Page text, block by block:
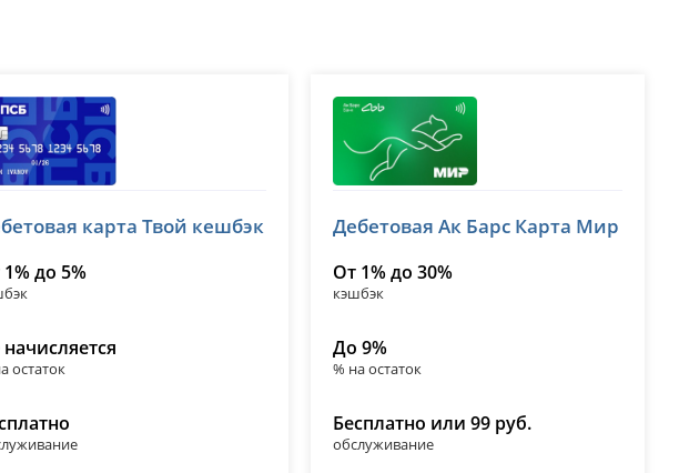
№ 3251карта Твой кешбэк
до 5%
остаток
лицензия № 2590
Дебетовая Ак Барс Карта Мир
От 1% до 30%
кэшбэк
До 9%
% на остаток
Бесплатно или 99 руб.
обслуживание